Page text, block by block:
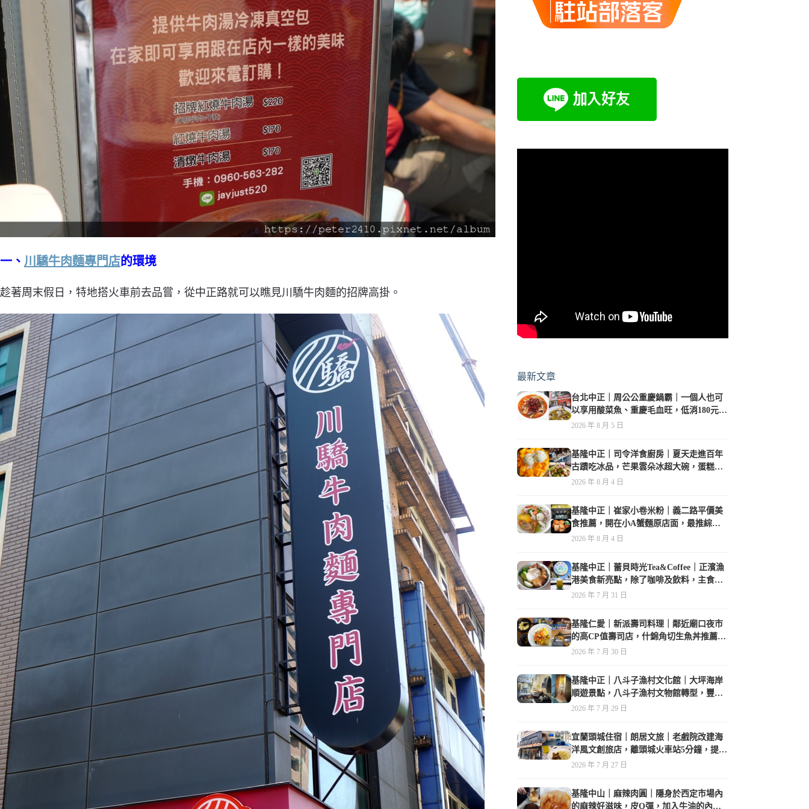
一、 川驕牛肉麵專門店的環境
趁著周末假日，特地搭火車前去品嘗，從中正路就可以瞧見川驕牛肉麵的招牌高掛。
最新文章
台北中正｜周公公重慶鍋霸｜一個人也可
以享用酸菜魚、重慶毛血旺，低消180元，
珍珠奶茶免費喝到爽
2026 年 8 月 5 日
基隆中正｜司令洋食廚房｜夏天走進百年
古蹟吃冰品，芒果雲朵冰超大碗，蛋糕、
甜點及炸物都在水準之上
2026 年 8 月 4 日
基隆中正｜崔家小卷米粉｜義二路平價美
食推薦，開在小A蟹麵原店面，最推綜合
海鮮麵
2026 年 8 月 4 日
基隆中正｜蕾貝時光Tea&Coffee｜正濱漁
港美食新亮點，除了咖啡及飲料，主食也
很有特色
2026 年 7 月 31 日
基隆仁愛｜新派壽司料理｜鄰近廟口夜市
的高CP值壽司店，什錦角切生魚丼推薦必
點
2026 年 7 月 30 日
基隆中正｜八斗子漁村文化館｜大坪海岸
順遊景點，八斗子漁村文物館轉型，豐富
的漁業文物，值得走訪
2026 年 7 月 29 日
宜蘭頭城住宿｜朗居文旅｜老戲院改建海
洋風文創旅店，離頭城火車站5分鐘，提供
免費夜間宵夜，親子遊戲空間
2026 年 7 月 27 日
基隆中山｜麻辣肉圓｜隱身於西定市場內
的麻辣好滋味，皮Q彈，加入牛油的內餡